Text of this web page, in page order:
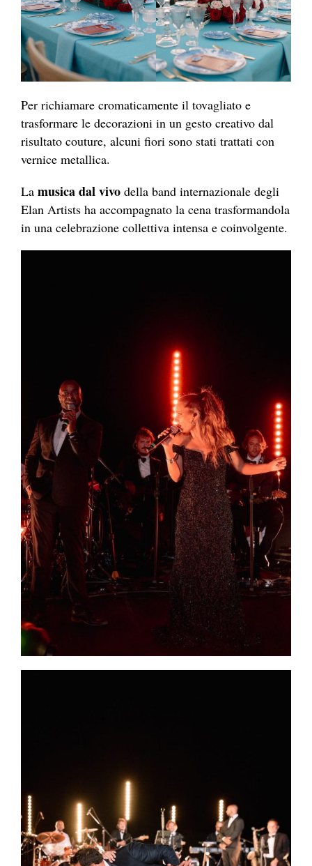
Per richiamare cromaticamente il tovagliato e
trasformare le decorazioni in un gesto creativo dal
risultato couture, alcuni fiori sono stati trattati con
vernice metallica.
La musica dal vivo della band internazionale degli
Elan Artists ha accompagnato la cena trasformandola
in una celebrazione collettiva intensa e coinvolgente.